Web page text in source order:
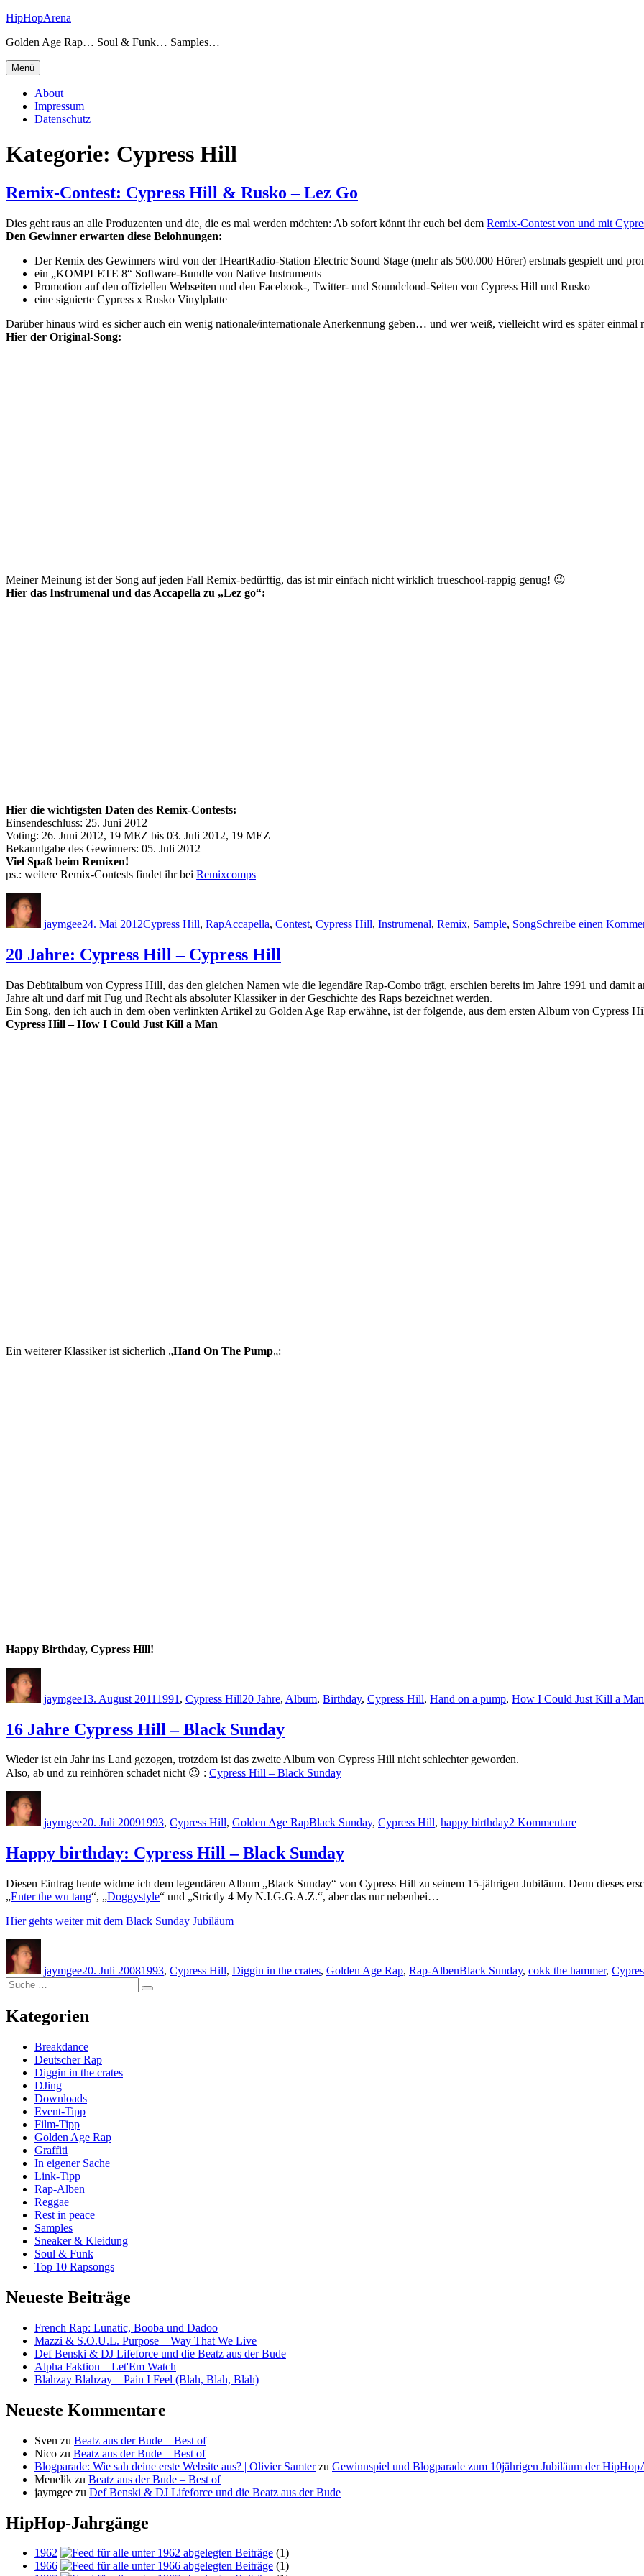
Zum
springen
HipHopArena
Golden Age Rap… Soul & Funk… Samples…
Menü
About
Impressum
Datenschutz
Kategorie: Cypress Hill
Remix-Contest: Cypress Hill & Rusko – Lez Go
Dies geht raus an alle Produzenten und die, die es mal werden möchten: Ab sofort könnt ihr euch bei dem Remix-Contest von und mit
Den Gewinner erwarten diese Belohnungen:
Der Remix des Gewinners wird von der IHeartRadio-Station Electric Sound Stage (mehr als 500.000 Hörer) erstmals gespielt und
ein „KOMPLETE 8“ Software-Bundle von Native Instruments
Promotion auf den offiziellen Webseiten und den Facebook-, Twitter- und Soundcloud-Seiten von Cypress Hill und Rusko
eine signierte Cypress x Rusko Vinylplatte
Darüber hinaus wird es sicher auch ein wenig nationale/internationale Anerkennung geben… und wer weiß, vielleicht wird es später einmal
Hier der Original-Song:
Meiner Meinung ist der Song auf jeden Fall Remix-bedürftig, das ist mir einfach nicht wirklich trueschool-rappig genug! 😉
Hier das Instrumenal und das Accapella zu „Lez go“:
Hier die wichtigsten Daten des Remix-Contests:
Einsendeschluss: 25. Juni 2012
Voting: 26. Juni 2012, 19 MEZ bis 03. Juli 2012, 19 MEZ
Bekanntgabe des Gewinners: 05. Juli 2012
Viel Spaß beim Remixen!
ps.: weitere Remix-Contests findet ihr bei Remixcomps
jaymgee24. Mai 2012Cypress Hill, RapAccapella, Contest, Cypress Hill, Instrumenal, Remix, Sample, SongSchreibe einen
20 Jahre: Cypress Hill – Cypress Hill
Das Debütalbum von Cypress Hill, das den gleichen Namen wie die legendäre Rap-Combo trägt, erschien bereits im Jahre 1991 und damit
Jahre alt und darf mit Fug und Recht als absoluter Klassiker in der Geschichte des Raps bezeichnet werden.
Ein Song, den ich auch in dem oben verlinkten Artikel zu Golden Age Rap erwähne, ist der folgende, aus dem ersten Album von Cypress
Cypress Hill – How I Could Just Kill a Man
Ein weiterer Klassiker ist sicherlich „Hand On The Pump„:
Happy Birthday, Cypress Hill!
jaymgee13. August 2011 1991 , Cypress Hill20 Jahre, Album, Birthday, Cypress Hill, Hand on a pump, How I Could Just Kill a Man
16 Jahre Cypress Hill – Black Sunday
Wieder ist ein Jahr ins Land gezogen, trotzdem ist das zweite Album von Cypress Hill nicht schlechter geworden.
Also, ab und zu reinhören schadet nicht 😉 : Cypress Hill – Black Sunday
jaymgee20. Juli 20091993, Cypress Hill, Golden Age RapBlack Sunday, Cypress Hill, happy birthday2 KommentareJahre
Sunday
Happy birthday: Cypress Hill – Black Sunday
Diesen Eintrag heute widme ich dem legendären Album „Black Sunday“ von Cypress Hill zu seinem 15-jährigen Jubiläum. Denn dieses
„Enter the wu tang“, „Doggystyle“ und „Strictly 4 My N.I.G.G.A.Z.“, aber das nur nebenbei…
Hier gehts weiter mit dem Black Sunday Jubiläum
jaymgee20. Juli 20081993, Cypress Hill, Diggin in the crates, Golden Age Rap, Rap-AlbenBlack Sunday, cokk the hammer,
Suche
nach:
Suche
Kategorien
Breakdance
Deutscher Rap
Diggin in the crates
DJing
Downloads
Event-Tipp
Film-Tipp
Golden Age Rap
Graffiti
In eigener Sache
Link-Tipp
Rap-Alben
Reggae
Rest in peace
Samples
Sneaker & Kleidung
Soul & Funk
Top 10 Rapsongs
Neueste Beiträge
French Rap: Lunatic, Booba und Dadoo
Mazzi & S.O.U.L. Purpose – Way That We Live
Def Benski & DJ Lifeforce und die Beatz aus der Bude
Alpha Faktion – Let'Em Watch
Blahzay Blahzay – Pain I Feel (Blah, Blah, Blah)
Neueste Kommentare
Sven zu Beatz aus der Bude – Best of
Nico zu Beatz aus der Bude – Best of
Blogparade: Wie sah deine erste Website aus? | Olivier Samterzu Gewinnspiel und Blogparade zum 10jährigen Jubiläum der
Menelik zu Beatz aus der Bude – Best of
jaymgee zu Def Benski & DJ Lifeforce und die Beatz aus der Bude
HipHop-Jahrgänge
1962
(1)
1966
(1)